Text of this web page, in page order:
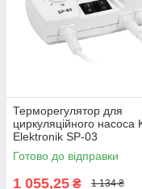
Терморегулятор для
циркуляційного насоса
Elektronik SP-03
Готово до відправки
1 055,25 ₴ 1 134 ₴